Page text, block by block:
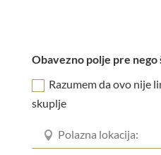
Obavezno polje pre
Razumem da ovo nije
skuplje